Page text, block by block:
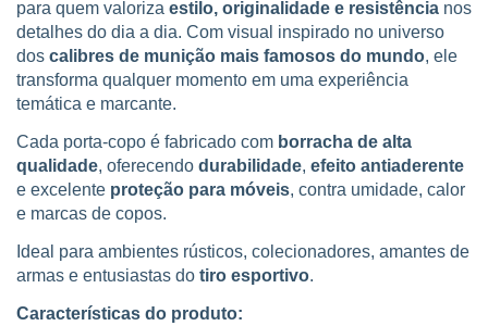
para quem valoriza estilo, originalidade e resistência nos
detalhes do dia a dia. Com visual inspirado no universo
dos calibres de munição mais famosos do mundo, ele
transforma qualquer momento em uma experiência
temática e marcante.
Cada porta-copo é fabricado com borracha de alta
qualidade, oferecendo durabilidade, efeito antiaderente
e excelente proteção para móveis, contra umidade, calor
e marcas de copos.
Ideal para ambientes rústicos, colecionadores, amantes de
armas e entusiastas do tiro esportivo.
Características do produto: